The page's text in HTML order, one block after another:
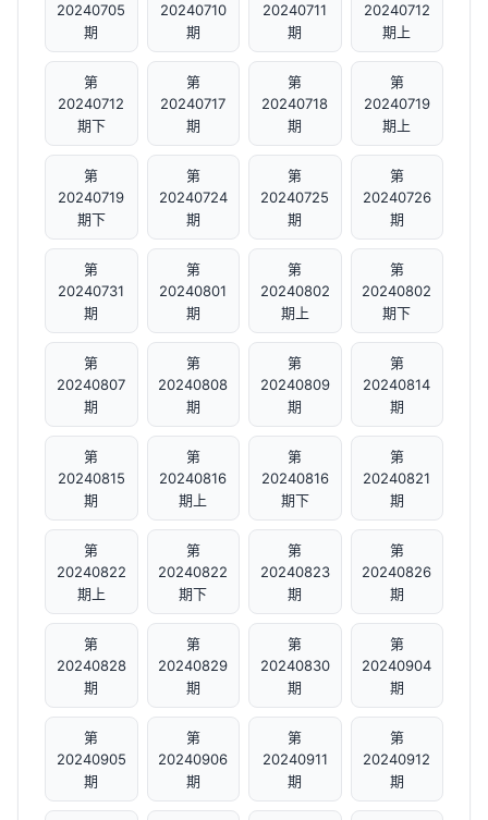
20240705
期
20240710
期
20240711
期
20240712
期上
第
20240712
期下
第
20240717
期
第
20240718
期
第
20240719
期上
第
20240719
期下
第
20240724
期
第
20240725
期
第
20240726
期
第
20240731
期
第
20240801
期
第
20240802
期上
第
20240802
期下
第
20240807
期
第
20240808
期
第
20240809
期
第
20240814
期
第
20240815
期
第
20240816
期上
第
20240816
期下
第
20240821
期
第
20240822
期上
第
20240822
期下
第
20240823
期
第
20240826
期
第
20240828
期
第
20240829
期
第
20240830
期
第
20240904
期
第
20240905
期
第
20240906
期
第
20240911
期
第
20240912
期